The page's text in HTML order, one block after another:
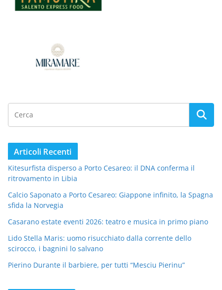
Articoli Recenti
Kitesurfista disperso a Porto Cesareo: il DNA conferma il
ritrovamento in Libia
Calcio Saponato a Porto Cesareo: Giappone infinito, la Spagna
sfida la Norvegia
Casarano estate eventi 2026: teatro e musica in primo piano
Lido Stella Maris: uomo risucchiato dalla corrente dello
scirocco, i bagnini lo salvano
Pierino Durante il barbiere, per tutti “Mesciu Pierinu”